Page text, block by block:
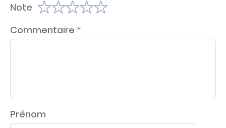
Note
Commentaire *
Prénom